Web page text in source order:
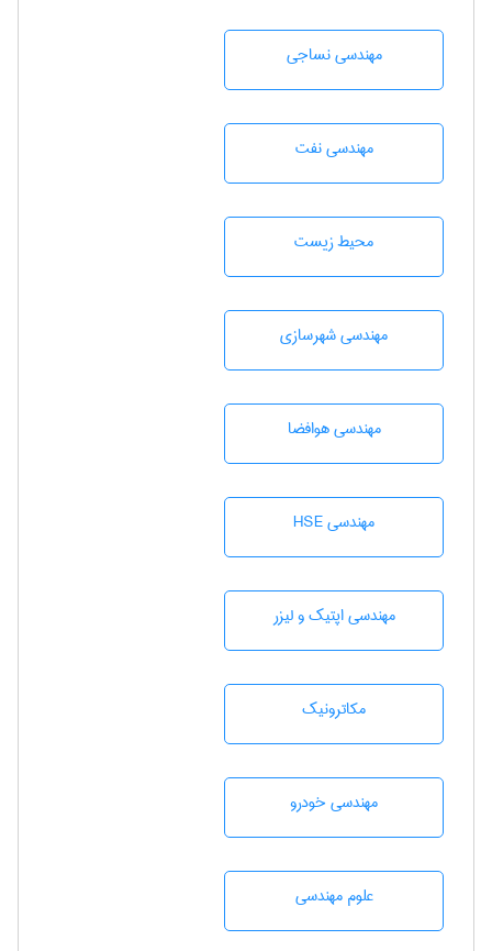
مهندسي نساجی
مهندسی نفت
محيط زيست
مهندسی شهرسازی
مهندسی هوافضا
مهندسی HSE
مهندسی اپتیک و لیزر
مکاترونیک
مهندسی خودرو
علوم مهندسی